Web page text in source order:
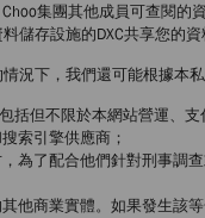
集團其他成員可查閱
儲存設施的DXC共享您的資
況下，我們還可能根據本
括但不限於本網站營運、
索引擎供應商；
為了配合他們針對刑事調
他商業實體。如果發生該